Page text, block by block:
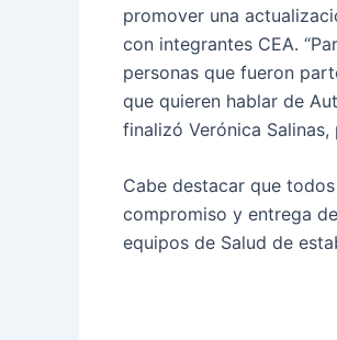
promover una
con integrantes CEA.
personas que fueron
que quieren hablar de
finalizó Verónica
Cabe destacar que
compromiso y entrega
equipos de Salud de